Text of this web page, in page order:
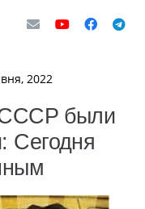
2022
СССР были
Сегодня